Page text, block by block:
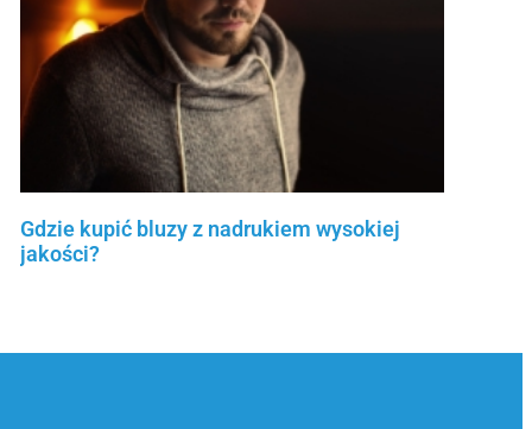
Gdzie kupić bluzy z nadrukiem wysokiej
jakości?